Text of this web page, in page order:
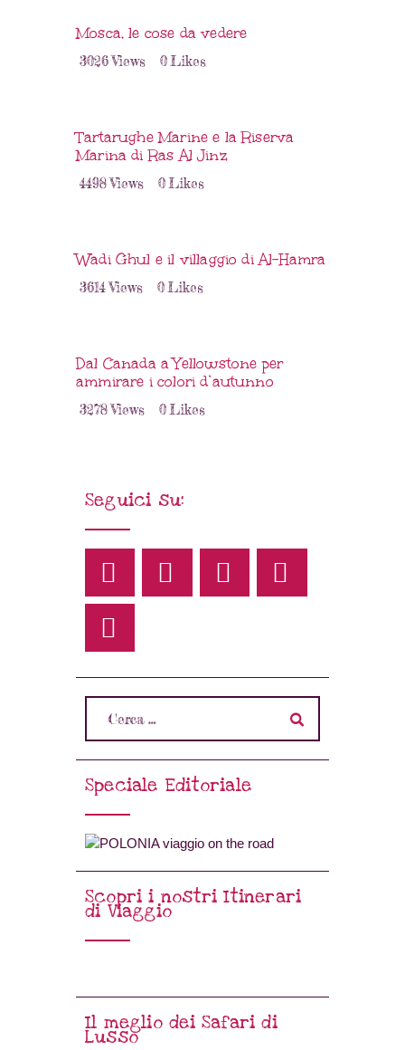
Mosca, le cose da vedere
3026Views 0Likes
Tartarughe Marine e la Riserva
Marina di Ras Al Jinz
4498Views 0Likes
Wadi Ghul e il villaggio di Al-Hamra
3614Views 0Likes
Dal Canada a Yellowstone per
ammirare i colori d’autunno
3278Views 0Likes
Seguici su:
Speciale Editoriale
Scopri i nostri Itinerari
di Viaggio
Il meglio dei Safari di
Lusso